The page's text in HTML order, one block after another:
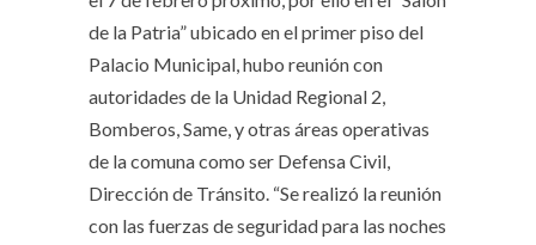
de la Patria” ubicado en el primer piso del
Palacio Municipal, hubo reunión con
autoridades de la Unidad Regional 2,
Bomberos, Same, y otras áreas operativas
de la comuna como ser Defensa Civil,
Dirección de Tránsito. “Se realizó la reunión
con las fuerzas de seguridad para las noches